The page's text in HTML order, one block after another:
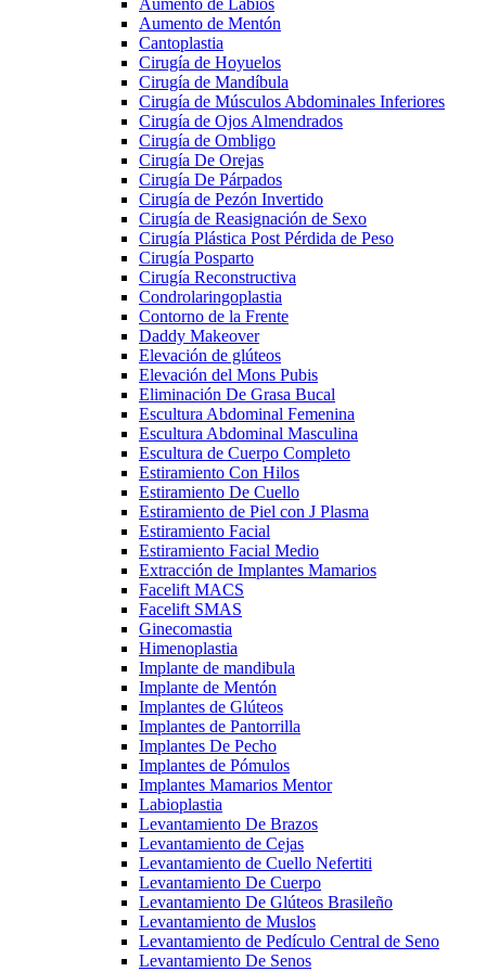
Aumento de Mentón
Cantoplastia
Cirugía de Hoyuelos
Cirugía de Mandíbula
Cirugía de Músculos Abdominales Inferiores
Cirugía de Ojos Almendrados
Cirugía de Ombligo
Cirugía De Orejas
Cirugía De Párpados
Cirugía de Pezón Invertido
Cirugía de Reasignación de Sexo
Cirugía Plástica Post Pérdida de Peso
Cirugía Posparto
Cirugía Reconstructiva
Condrolaringoplastia
Contorno de la Frente
Daddy Makeover
Elevación de glúteos
Elevación del Mons Pubis
Eliminación De Grasa Bucal
Escultura Abdominal Femenina
Escultura Abdominal Masculina
Escultura de Cuerpo Completo
Estiramiento Con Hilos
Estiramiento De Cuello
Estiramiento de Piel con J Plasma
Estiramiento Facial
Estiramiento Facial Medio
Extracción de Implantes Mamarios
Facelift MACS
Facelift SMAS
Ginecomastia
Himenoplastia
Implante de mandibula
Implante de Mentón
Implantes de Glúteos
Implantes de Pantorrilla
Implantes De Pecho
Implantes de Pómulos
Implantes Mamarios Mentor
Labioplastia
Levantamiento De Brazos
Levantamiento de Cejas
Levantamiento de Cuello Nefertiti
Levantamiento De Cuerpo
Levantamiento De Glúteos Brasileño
Levantamiento de Muslos
Levantamiento de Pedículo Central de Seno
Levantamiento De Senos